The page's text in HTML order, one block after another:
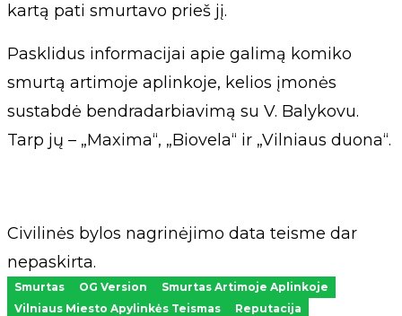
kartą pati smurtavo prieš jį.
Pasklidus informacijai apie galimą komiko
smurtą artimoje aplinkoje, kelios įmonės
sustabdė bendradarbiavimą su V. Balykovu.
Tarp jų – „Maxima“, „Biovela“ ir „Vilniaus duona“.
Civilinės bylos nagrinėjimo data teisme dar
nepaskirta.
Smurtas OG Version
Smurtas Artimoje Aplinkoje
Vilniaus Miesto Apylinkės Teismas
Reputacija